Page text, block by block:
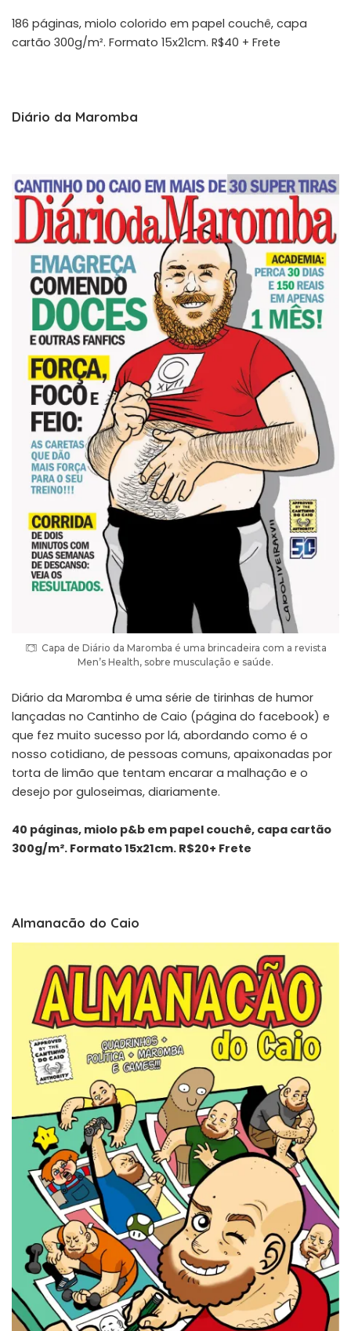
186 páginas, miolo colorido em papel couchê, capa
cartão 300g/m². Formato 15x21cm. R$40 + Frete
Diário da Maromba
Capa de Diário da Maromba é uma brincadeira com a revista
Men’s Health, sobre musculação e saúde.
Diário da Maromba é uma série de tirinhas de humor
lançadas no Cantinho de Caio (página do facebook) e
que fez muito sucesso por lá, abordando como é o
nosso cotidiano, de pessoas comuns, apaixonadas por
torta de limão que tentam encarar a malhação e o
desejo por guloseimas, diariamente.
40 páginas, miolo p&b em papel couchê, capa cartão
300g/m². Formato 15x21cm. R$20+ Frete
Almanacão do Caio